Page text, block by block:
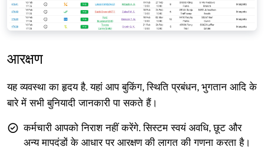
आरक्षण
यह व्यवस्था का हृदय है. यहां आप बुकिंग, स्थिति प्रबंधन, भुगतान आदि के
बारे में सभी बुनियादी जानकारी पा सकते हैं।
कर्मचारी आपको निराश नहीं करेंगे. सिस्टम स्वयं अवधि, छूट और
अन्य मापदंडों के आधार पर आरक्षण की लागत की गणना करता है।